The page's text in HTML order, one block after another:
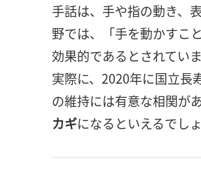
手話は、手や指の動き、
野では、「手を動かすこ
効果的であるとされていま
実際に、2020年に国立長
の維持には有意な相関が
カギになるといえるでしょ